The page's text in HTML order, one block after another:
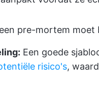
pre-mortem moet
Een goede
risico's,